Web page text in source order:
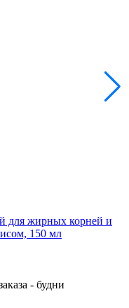
для жирных корней и
150 мл
- будни